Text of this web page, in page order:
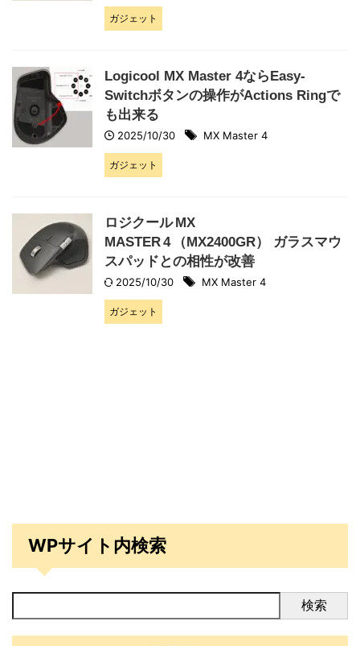
ガジェット
Logicool MX Master 4ならEasy-
Switchボタンの操作がActions Ringで
も出来る
2025/10/30 MX Master 4
ガジェット
ロジクール MX
MASTER 4 （MX2400GR） ガラスマウ
スパッドとの相性が改善
2025/10/30 MX Master 4
ガジェット
WPサイト内検索
検索